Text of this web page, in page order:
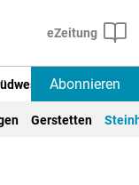
Deutschland
Abonnieren
Gerstetten